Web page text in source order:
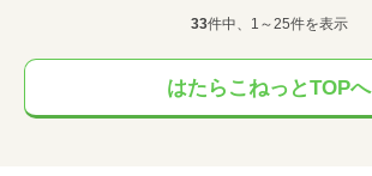
33件中、1～25件を表示
はたらこねっとTOPへ